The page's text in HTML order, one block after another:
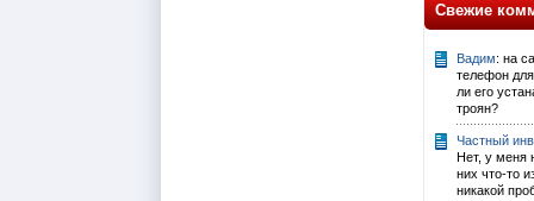
Свежие
Вадим: на
телефон для
ли его
троян?
Частный
Нет, у меня
них что-то
никакой